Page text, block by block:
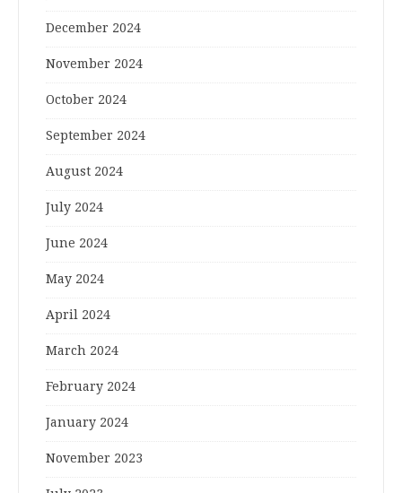
December 2024
November 2024
October 2024
September 2024
August 2024
July 2024
June 2024
May 2024
April 2024
March 2024
February 2024
January 2024
November 2023